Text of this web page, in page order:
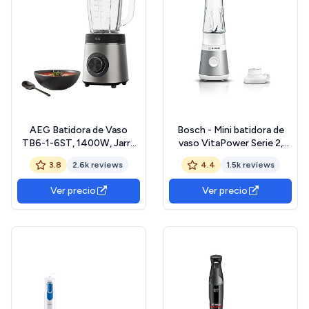
AEG Batidora de Vaso
TB6-1-6ST, 1400W, Jarra
de Vidrio 1,75 L, Sin BPA, 6
Cuchillas de Titanio, 3
Programas Automáticos,
Apto Lavavajillas, Licuadora
de Acero Inoxidable
3.8 2.6k reviews
Ver precio
Bosch - Mini batidora de
vaso VitaPower Serie 2,
450 W, Cuchillas ProEdge,
botella ToGo de 0,6 L,
Acero, MMB2111T
4.4 1.5k reviews
Ver precio